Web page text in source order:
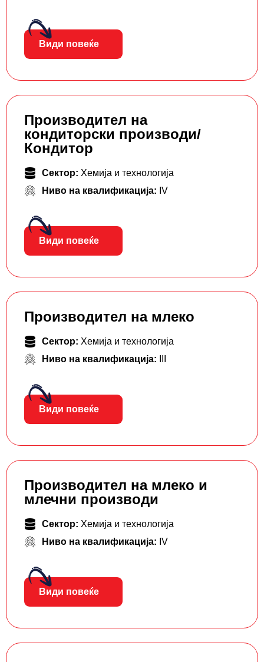
Види повеќе
Производител на
кондиторски производи/
Кондитор
Сектор: Хемија и технологија
Ниво на квалификација: IV
Види повеќе
Производител на млеко
Сектор: Хемија и технологија
Ниво на квалификација:
Види повеќе
Производител на млеко и
млечни производи
Сектор: Хемија и технологија
Ниво на квалификација: IV
Види повеќе